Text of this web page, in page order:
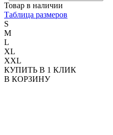
Товар в наличии
Таблица размеров
S
M
L
XL
XXL
КУПИТЬ В 1 КЛИК
В КОРЗИНУ